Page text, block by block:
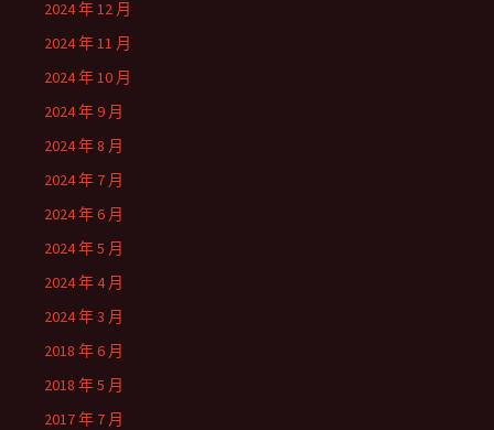
2024 年 12 月
2024 年 11 月
2024 年 10 月
2024 年 9 月
2024 年 8 月
2024 年 7 月
2024 年 6 月
2024 年 5 月
2024 年 4 月
2024 年 3 月
2018 年 6 月
2018 年 5 月
2017 年 7 月